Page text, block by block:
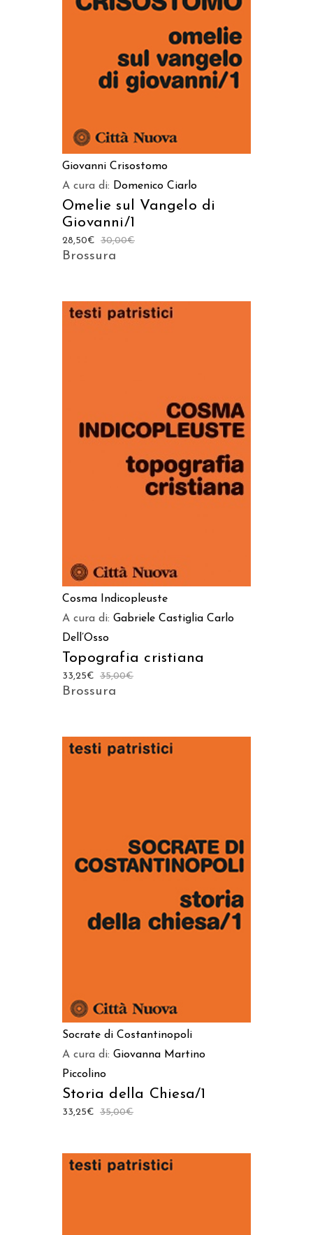
AGGIUNGI AL CARRELLO
Giovanni Crisostomo
A cura di: Domenico Ciarlo
Omelie sul Vangelo di
Giovanni/1
30,00€
28,50€
Brossura
Cosma Indicopleuste
A cura di: Gabriele Castiglia Carlo
Dell’Osso
Topografia cristiana
35,00€
33,25€
Brossura
Socrate di Costantinopoli
A cura di: Giovanna Martino
Piccolino
Storia della Chiesa/1
35,00€
33,25€